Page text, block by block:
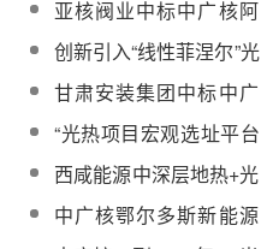
500MW风电项目光热供
暖工程采购
亚核阀业中标中广核阿
里50MW光热发电项目
熔盐调节阀、熔盐截止
阀、熔盐止回阀
创新引入“线性菲涅尔”光
热供暖技术！中广核青
海冷湖广竣50万千瓦风
电项目全容量并网发电
甘肃安装集团中标中广
核新能源青海冷湖
500MW风电项目光热供
暖工程
“光热项目宏观选址平台
创新工作室”荣获“中广核
新能源2024年青年创新
工作室荣誉称号”
西咸能源中深层地热+光
热耦合供暖系统优化示
范项目建成投运
中广核鄂尔多斯新能源
光热项目土地预审、规